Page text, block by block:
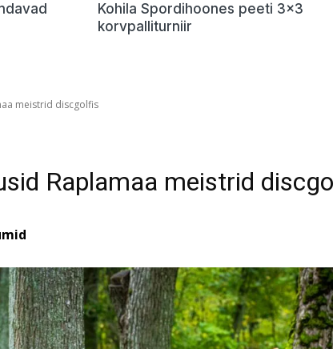
Kohila Spordihoones peeti 3×3
korvpalliturniir